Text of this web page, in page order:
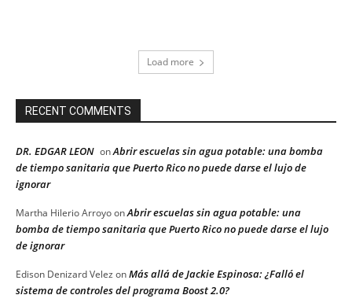
Load more
RECENT COMMENTS
DR. EDGAR LEON onAbrir escuelas sin agua potable: una bomba
de tiempo sanitaria que Puerto Rico no puede darse el lujo de
ignorar
Martha Hilerio ArroyoonAbrir escuelas sin agua potable: una
bomba de tiempo sanitaria que Puerto Rico no puede darse el lujo
de ignorar
Edison Denizard Velez onMás allá de Jackie Espinosa: ¿Falló el
sistema de controles del programa Boost 2.0?